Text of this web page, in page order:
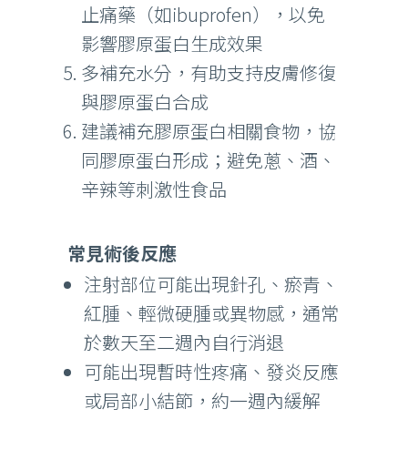
止痛藥（如ibuprofen），以免
影響膠原蛋白生成效果
多補充水分，有助支持皮膚修復
與膠原蛋白合成
建議補充膠原蛋白相關食物，協
同膠原蛋白形成；避免蔥、酒、
辛辣等刺激性食品
常見術後反應
注射部位可能出現針孔、瘀青、
紅腫、輕微硬腫或異物感，通常
於數天至二週內自行消退
可能出現暫時性疼痛、發炎反應
或局部小結節，約一週內緩解